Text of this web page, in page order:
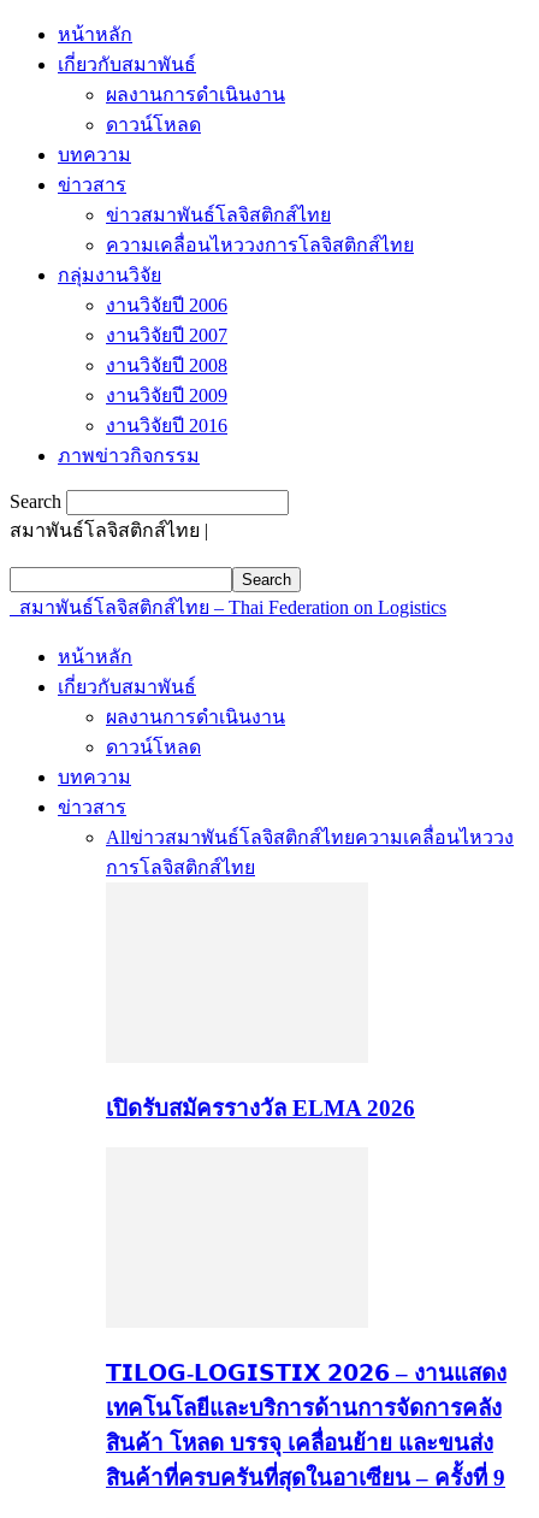
หน้าหลัก
เกี่ยวกับสมาพันธ์
ผลงานการดำเนินงาน
ดาวน์โหลด
บทความ
ข่าวสาร
ข่าวสมาพันธ์โลจิสติกส์ไทย
ความเคลื่อนไหววงการโลจิสติกส์ไทย
กลุ่มงานวิจัย
งานวิจัยปี 2006
งานวิจัยปี 2007
งานวิจัยปี 2008
งานวิจัยปี 2009
งานวิจัยปี 2016
ภาพข่าวกิจกรรม
Search
สมาพันธ์โลจิสติกส์ไทย |
สมาพันธ์โลจิสติกส์ไทย – Thai Federation on Logistics
หน้าหลัก
เกี่ยวกับสมาพันธ์
ผลงานการดำเนินงาน
ดาวน์โหลด
บทความ
ข่าวสาร
Allข่าวสมาพันธ์โลจิสติกส์ไทยความเคลื่อนไหววง
การโลจิสติกส์ไทย
เปิดรับสมัครรางวัล ELMA 2026
𝗧𝗜𝗟𝗢𝗚-𝗟𝗢𝗚𝗜𝗦𝗧𝗜𝗫 𝟮𝟬𝟮𝟲 – งานแสดง
เทคโนโลยีและบริการด้านการจัดการคลัง
สินค้า โหลด บรรจุ เคลื่อนย้าย และขนส่ง
สินค้าที่ครบครันที่สุดในอาเซียน – ครั้งที่ 9